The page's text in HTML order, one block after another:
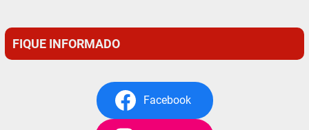
FIQUE INFORMADO
Facebook